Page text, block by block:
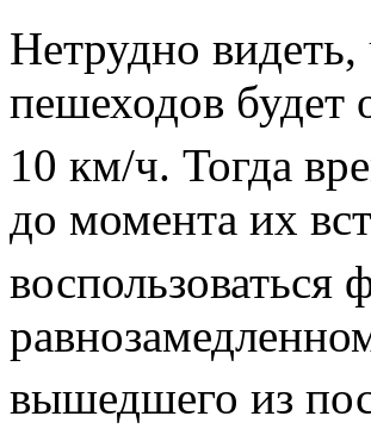
Нетрудно видеть,
пешеходов будет
10 км/ч. Тогда
до момента их
вышедшего из